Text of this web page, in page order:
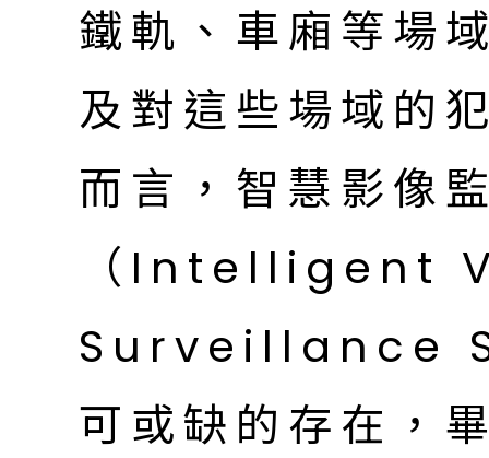
鐵軌、車廂等場
及對這些場域的
而言，智慧影像
（Intelligent
Surveillance
可或缺的存在，